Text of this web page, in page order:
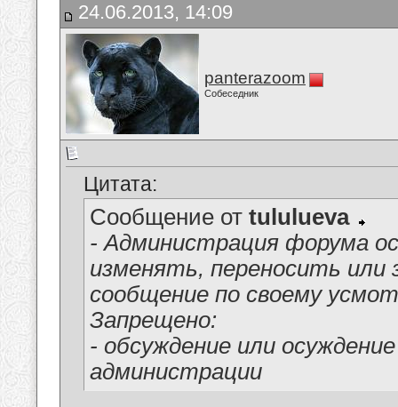
24.06.2013, 14:09
panterazoom
Собеседник
Цитата:
Сообщение от tululueva
- Администрация форума
изменять, переносить
сообщение по своему
Запрещено:
- обсуждение или
администрации